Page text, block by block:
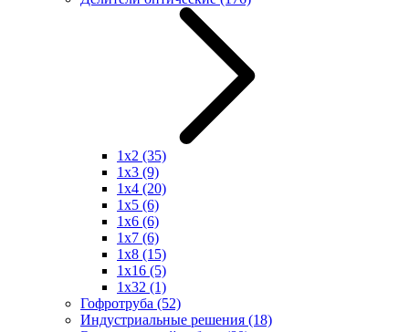
1x2 (35)
1x3 (9)
1x4 (20)
1x5 (6)
1x6 (6)
1x7 (6)
1x8 (15)
1x16 (5)
1x32 (1)
Гофротруба (52)
Индустриальные решения (18)